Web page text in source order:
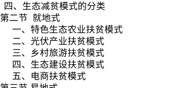
四、生态减贫模式的分类
第二节 就地式
一、特色生态农业扶贫模式
二、光伏产业扶贫模式
三、乡村旅游扶贫模式
四、生态建设扶贫模式
五、电商扶贫模式